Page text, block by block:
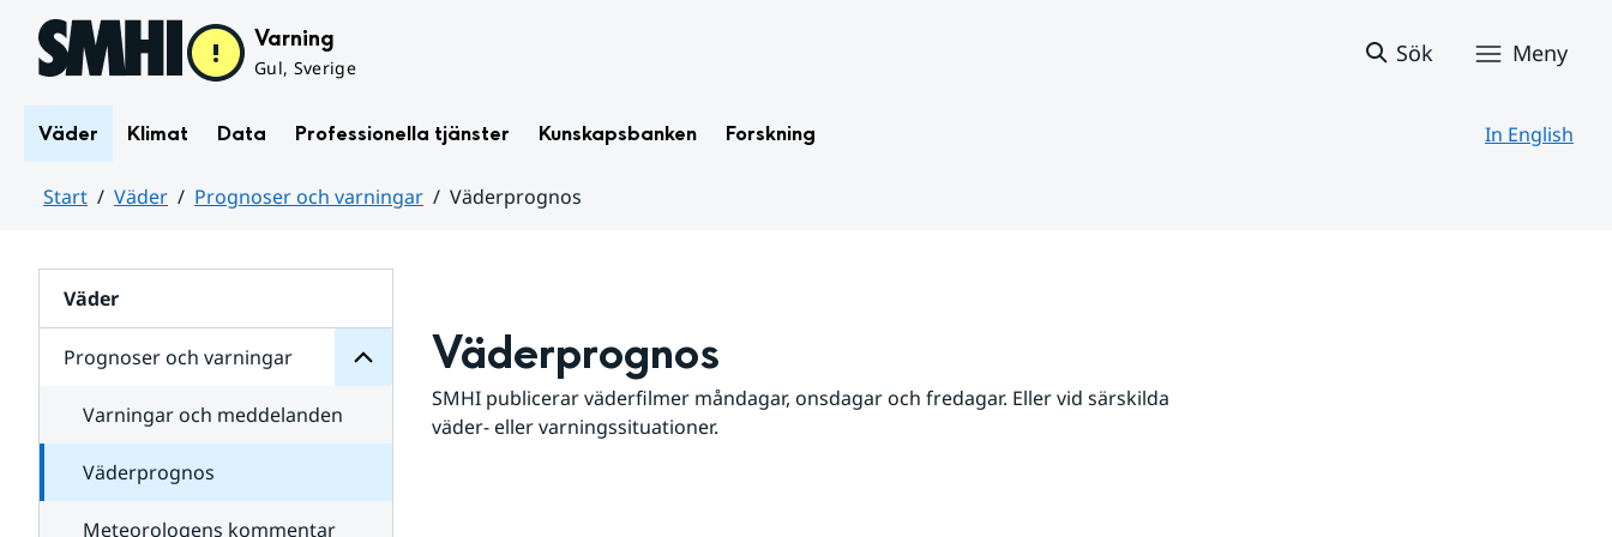
Hoppa till sidans innehåll Varning
Gul, Sverige
Sök Meny
Väder Klimat Data Professionella tjänster Kunskapsbanken Forskning In English
Start Väder Prognoser och varningar
Väderprognos
Väder
Prognoser och varningar
för
varningar
Varningar och meddelanden
Väderprognos
Meteorologens kommentar
Väderprognos
SMHI publicerar väderfilmer måndagar, onsdagar och fredagar. Eller vid särskilda
väder- eller varningssituationer.